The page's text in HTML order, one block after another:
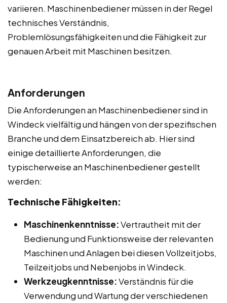
variieren. Maschinenbediener müssen in der Regel
technisches Verständnis,
Problemlösungsfähigkeiten und die Fähigkeit zur
genauen Arbeit mit Maschinen besitzen.
Anforderungen
Die Anforderungen an Maschinenbediener sind in
Windeck vielfältig und hängen von der spezifischen
Branche und dem Einsatzbereich ab. Hier sind
einige detaillierte Anforderungen, die
typischerweise an Maschinenbediener gestellt
werden:
Technische Fähigkeiten:
Maschinenkenntnisse:Vertrautheit mit der
Bedienung und Funktionsweise der relevanten
Maschinen und Anlagen bei diesen Vollzeitjobs,
Teilzeitjobs und Nebenjobs in Windeck.
Werkzeugkenntnisse:Verständnis für die
Verwendung und Wartung der verschiedenen